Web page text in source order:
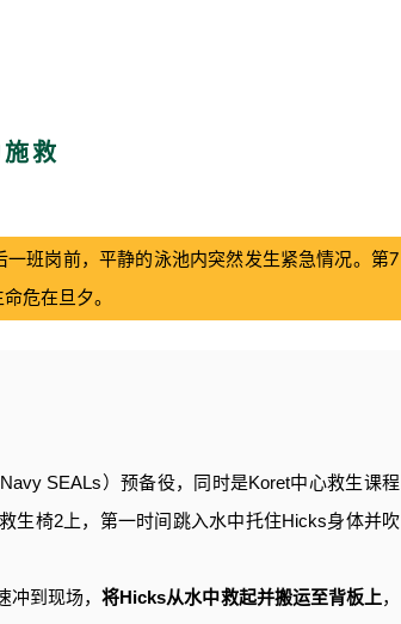
救
班岗前，平静的泳池内突然发生紧急情况。 第7
危在旦夕。
SEALs）预备役，同时是Koret中心救生课程
生椅2上，第一时间跳入水中托住Hicks身体并吹
冲到现场，将Hicks从水中救起并搬运至背板上，